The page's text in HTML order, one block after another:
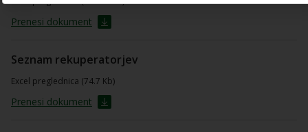
Prenesi dokument
Seznam rekuperatorjev
Excel preglednica (74.7 Kb)
Prenesi dokument